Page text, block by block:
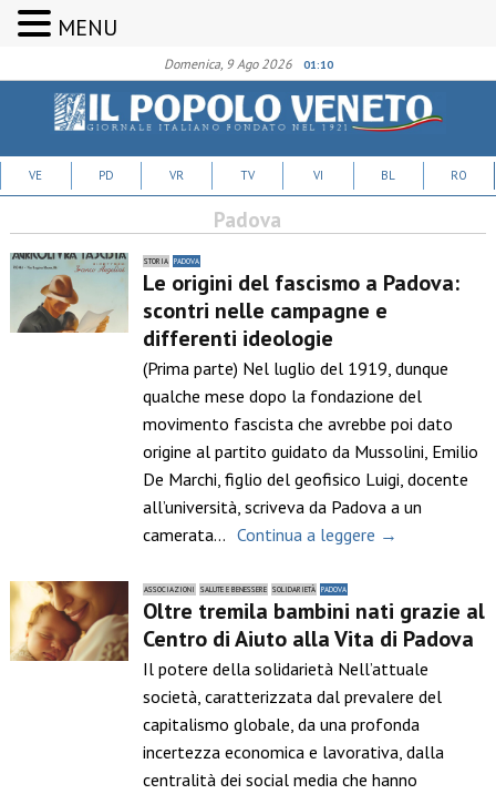
Domenica, 9 Ago 2026 01:10
VE PD VR TV VI BL RO
Padova
STORIA PADOVA
Le origini del fascismo a Padova:
scontri nelle campagne e
differenti ideologie
(Prima parte) Nel luglio del 1919, dunque
qualche mese dopo la fondazione del
movimento fascista che avrebbe poi dato
origine al partito guidato da Mussolini, Emilio
De Marchi, figlio del geofisico Luigi, docente
all’università, scriveva da Padova a un
camerata… Continua a leggere →
ASSOCIAZIONI SALUTE E BENESSERE SOLIDARIETÀ PADOVA
Oltre tremila bambini nati grazie al
Centro di Aiuto alla Vita di Padova
Il potere della solidarietà Nell’attuale
società, caratterizzata dal prevalere del
capitalismo globale, da una profonda
incertezza economica e lavorativa, dalla
centralità dei social media che hanno
MENU